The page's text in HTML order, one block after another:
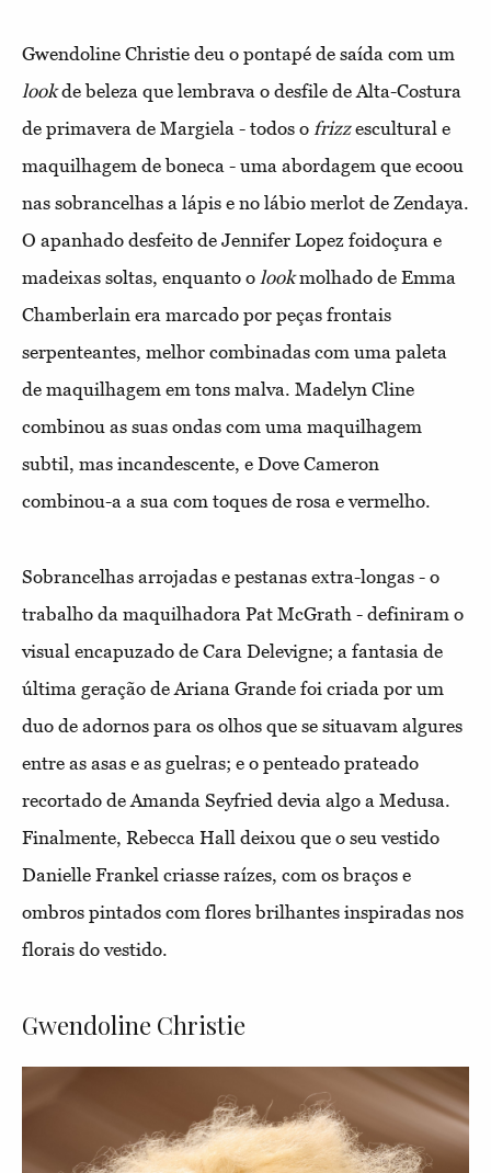
Gwendoline Christie deu o pontapé de saída com um
lookde beleza que lembrava o desfile de Alta-Costura
de primavera de Margiela - todos o frizzescultural e
maquilhagem de boneca - uma abordagem que ecoou
nas sobrancelhas a lápis e no lábio merlot de Zendaya.
O apanhado desfeito de Jennifer Lopez foidoçura e
madeixas soltas, enquanto o lookmolhado de Emma
Chamberlain era marcado por peças frontais
serpenteantes, melhor combinadas com uma paleta
de maquilhagem em tons malva. Madelyn Cline
combinou as suas ondas com uma maquilhagem
subtil, mas incandescente, e Dove Cameron
combinou-a a sua com toques de rosa e vermelho.
Sobrancelhas arrojadas e pestanas extra-longas - o
trabalho da maquilhadora Pat McGrath - definiram o
visual encapuzado de Cara Delevigne; a fantasia de
última geração de Ariana Grande foi criada por um
duo de adornos para os olhos que se situavam algures
entre as asas e as guelras; e o penteado prateado
recortado de Amanda Seyfried devia algo a Medusa.
Finalmente, Rebecca Hall deixou que o seu vestido
Danielle Frankel criasse raízes, com os braços e
ombros pintados com flores brilhantes inspiradas nos
florais do vestido.
Gwendoline Christie